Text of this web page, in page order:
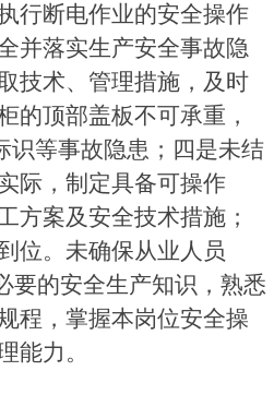
行断电作业的安全操作
并落实生产安全事故隐
技术、管理措施，及时
的顶部盖板不可承重，
识等事故隐患；四是未结
际，制定具备可操作
方案及安全技术措施；
位。未确保从业人员
要的安全生产知识，熟悉
程，掌握本岗位安全操
能力。